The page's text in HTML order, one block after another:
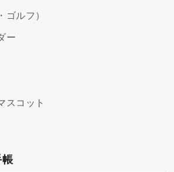
ゴルフ）
ー
スコット